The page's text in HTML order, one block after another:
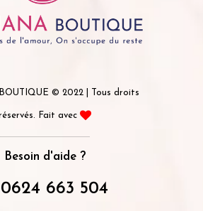
© 2022 | Tous droits
Fait avec
Besoin d'aide ?
0624 663 504